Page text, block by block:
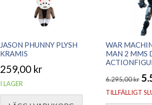
JASON PHUNNY PLYSH
KRAMIS
259,00 kr
I LAGER
WAR
MAN 2 MMS
6.295,00kr
Det
Det
TILLFÄLLIGT